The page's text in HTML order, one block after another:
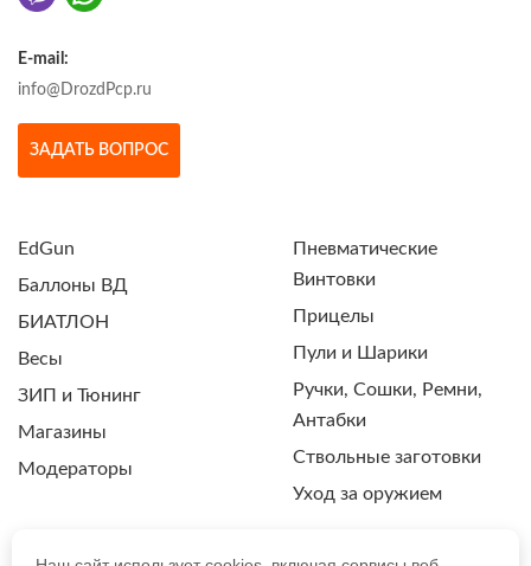
E-mail:
info@DrozdPcp.ru
ЗАДАТЬ ВОПРОС
EdGun
Баллоны ВД
БИАТЛОН
Весы
ЗИП и Тюнинг
Магазины
Модераторы
Пневматические
Винтовки
Прицелы
Пули и Шарики
Ручки, Сошки, Ремни,
Антабки
Ствольные заготовки
Уход за оружием